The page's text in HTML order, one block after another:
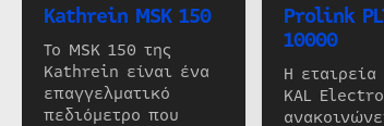
Kathrein MSK 150
Το MSK 150 της
Kathrein είναι ένα
επαγγελματικό
πεδιόμετρο που
Prolink
10000
Η εταιρεία
KAL